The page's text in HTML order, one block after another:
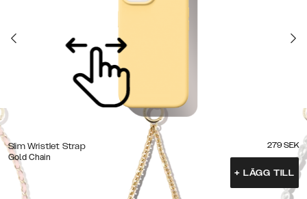
Slim Wristlet Strap
Gold Chain
279 SEK
+ LÄGG TILL